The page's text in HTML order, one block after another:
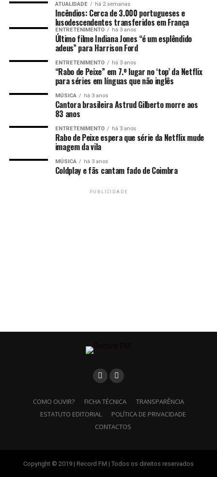
ATUALIDADE há 2 semanas
Incêndios: Cerca de 3.000 portugueses e
lusodescendentes transferidos em França
ENTRETENIMENTO há 3 anos
Último filme Indiana Jones “é um esplêndido
adeus” para Harrison Ford
ENTRETENIMENTO há 3 anos
“Rabo de Peixe” em 7.º lugar no ‘top’ da Netflix
para séries em línguas que não inglês
MÚSICA há 3 anos
Cantora brasileira Astrud Gilberto morre aos
83 anos
ENTRETENIMENTO há 3 anos
Rabo de Peixe espera que série da Netflix mude
imagem da vila
MÚSICA há 3 anos
Coldplay e fãs cantam fado de Coimbra
PUBLICIDADE
COMO OUVIR? FICHA TÉCNICA
TRANSPARÊNCIA
ESTATUTO EDITORIAL
POLÍTICA DE PRIVACIDADE
CONTACTOS
Copyright © 2019 | Record FM | Todos os direitos reservados